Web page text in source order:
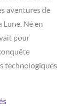
aventures de
Lune. Né en
pour
technologiques